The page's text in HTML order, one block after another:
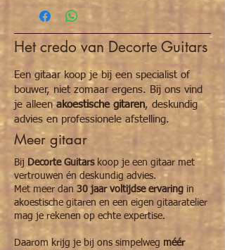
what others cannot, to put the exact tension
on each individual string to create the
appropriate download pressure. These
calculated tensions determine the optimal
relative volume between strings, or EQ, for
your instrument. Santa Cruz Strings require
precise core to wrap ratios and precision fit
and finish for unprecedented tolerances of
one half of one thousandths of an inch. This
accurately determines the tension/volume of
each string to the exact EQ that your guitar
was designed for. State of the art metallurgy
and micro-coating assures long life by
preventing corrosive moisture from
contacting the core of these nickel and lead
free strings.
Het credo van Decorte Guitars
Een gitaar koop je bij een specialist of
bouwer, niet zomaar ergens. Bij ons vind
je alleenakoestische gitaren, deskundig
advies en professionele afstelling.
Meer gitaar
Bij Decorte Guitarskoop je een gitaar met
vertrouwen én deskundig advies.
Met meer dan 30 jaar voltijdse ervaring in
akoestische gitaren en een eigen gitaaratelier
mag je rekenen op echte expertise.
Daarom krijg je bij ons simpelweg méér